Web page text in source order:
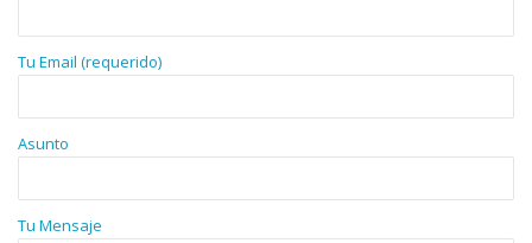
Tu Email (requerido)
Asunto
Tu Mensaje